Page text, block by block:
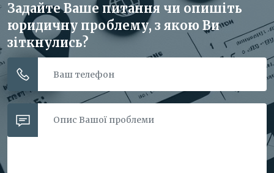
Задайте Ваше питання чи опишіть
юридичну проблему, з якою Ви
зіткнулись?